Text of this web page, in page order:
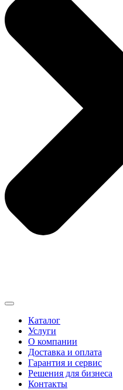
Каталог
Услуги
О компании
Доставка и оплата
Гарантия и сервис
Решения для бизнеса
Контакты